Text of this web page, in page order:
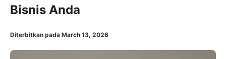
Bisnis Anda
Diterbitkan pada March 13, 2026